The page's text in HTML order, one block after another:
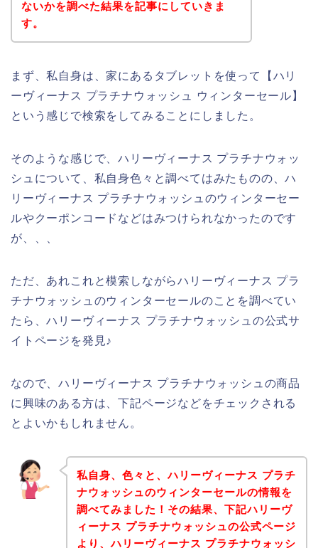
ないかを調べた結果を記事にしていきま
す。
まず、私自身は、家にあるタブレットを使って【ハリ
ーヴィーナス プラチナウォッシュ ウィンターセール】
という感じで検索をしてみることにしました。
そのような感じで、ハリーヴィーナス プラチナウォッ
シュについて、私自身色々と調べてはみたものの、ハ
リーヴィーナス プラチナウォッシュのウィンターセー
ルやクーポンコードなどはみつけられなかったのです
が、、、
ただ、あれこれと模索しながらハリーヴィーナス プラ
チナウォッシュのウィンターセールのことを調べてい
たら、ハリーヴィーナス プラチナウォッシュの公式サ
イトページを発見♪
なので、ハリーヴィーナス プラチナウォッシュの商品
に興味のある方は、下記ページなどをチェックされる
とよいかもしれません。
私自身、色々と、ハリーヴィーナス プラチ
ナウォッシュのウィンターセールの情報を
調べてみました！その結果、下記ハリーヴ
ィーナス プラチナウォッシュの公式ページ
より、ハリーヴィーナス プラチナウォッシ